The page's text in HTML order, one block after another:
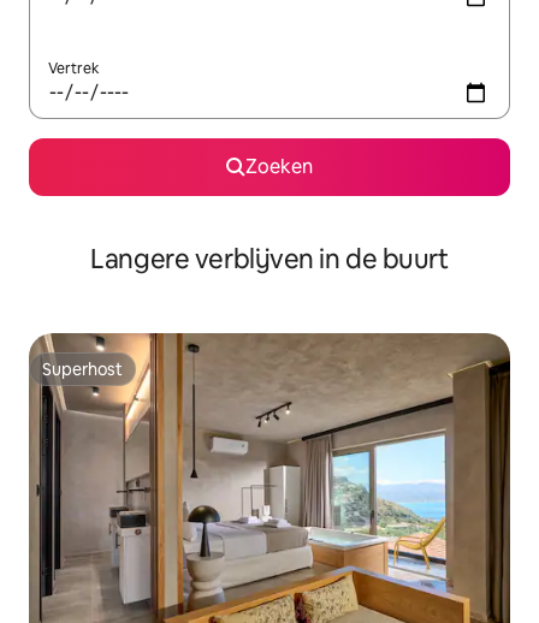
Vertrek
Zoeken
Langere verblijven in de buurt
Superhost
Superhost